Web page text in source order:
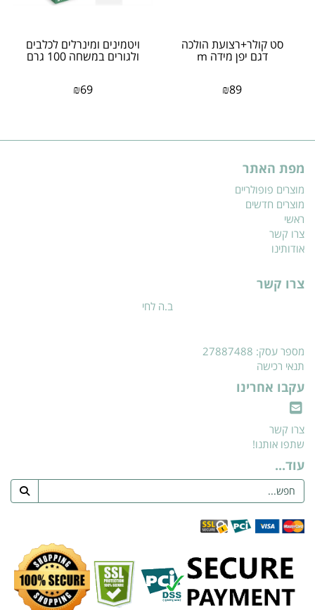
סט קולר+רצועת הולכה
דגם יפן מידה m
₪89
ויטמינים ומינרלים לכלבים
ולגורים במשחה 100 גרם
₪69
מפת האתר
מוצרים פופולריים
מוצרים חדשים
ראשי
צרו קשר
אודותינו
צרו קשר
ב.ה לחי
מספר עסק: 27887488
תנאי רכישה
עקבו אחרינו
צרו קשר
שתפו אותנו!
עוד...